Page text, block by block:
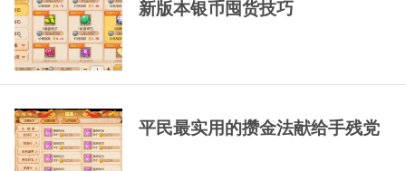
新版本银币囤货技巧
平民最实用的攒金法献给手残党